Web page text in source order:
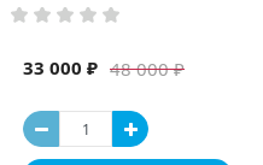
48 000 ₽
33 000 ₽